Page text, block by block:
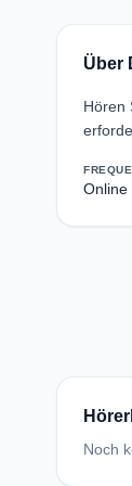
Über
Hören
Online
Noch